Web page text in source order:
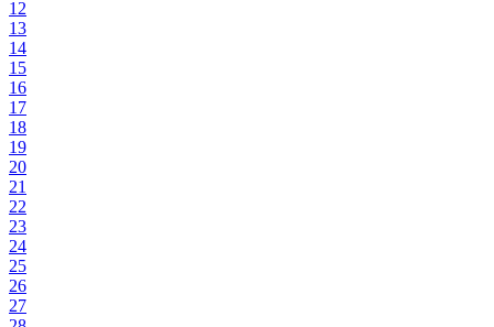
12
13
14
15
16
17
18
19
20
21
22
23
24
25
26
27